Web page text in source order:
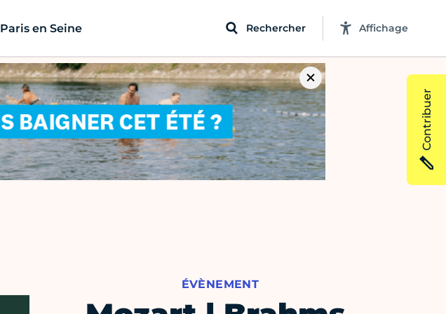
Paris en Seine Rechercher Affichage
ÉVÈNEMENT
Contribuer